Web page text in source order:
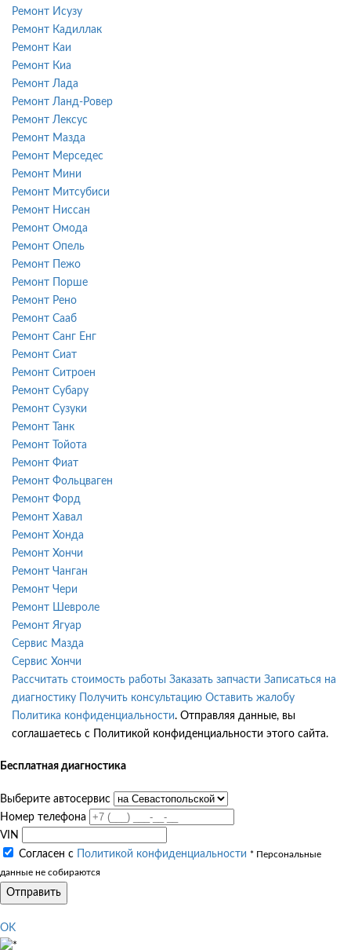
Ремонт Исузу
Ремонт Кадиллак
Ремонт Каи
Ремонт Киа
Ремонт Лада
Ремонт Ланд-Ровер
Ремонт Лексус
Ремонт Мазда
Ремонт Мерседес
Ремонт Мини
Ремонт Митсубиси
Ремонт Ниссан
Ремонт Омода
Ремонт Опель
Ремонт Пежо
Ремонт Порше
Ремонт Рено
Ремонт Сааб
Ремонт Санг Енг
Ремонт Сиат
Ремонт Ситроен
Ремонт Субару
Ремонт Сузуки
Ремонт Танк
Ремонт Тойота
Ремонт Фиат
Ремонт Фольцваген
Ремонт Форд
Ремонт Хавал
Ремонт Хонда
Ремонт Хончи
Ремонт Чанган
Ремонт Чери
Ремонт Шевроле
Ремонт Ягуар
Сервис Мазда
Сервис Хончи
Рассчитать стоимость работы Заказать запчасти Записаться на
диагностику
Получить консультацию Оставить жалобу
Политика конфиденциальности. Отправляя данные, вы
соглашаетесь с Политикой конфиденциальности этого сайта.
Бесплатная диагностика
Выберите автосервис
Номер телефона
VIN
Согласен с
Политикой конфиденциальности * Персональные
данные не собираются
Отправить
OK